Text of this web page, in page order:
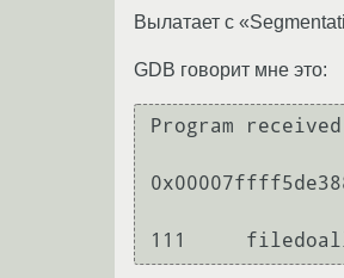
Вылатает с
GDB говорит мне это:
Program
111